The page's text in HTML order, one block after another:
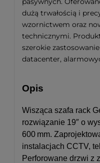
dużą trwałością i
wzornictwem oraz
technicznymi.
szerokie
datacenter,
Opis
Wisząca szafa rack
rozwiązanie 19″ o
600 mm.
instalacjach CCTV,
Perforowane drzwi z